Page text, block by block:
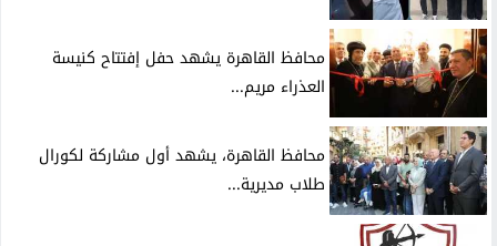
محافظ القاهرة يشهد حفل إفتتاح كنيسة
العذراء مريم...
محافظ القاهرة، يشهد أول مشاركة لكورال
طلاب مديرية...